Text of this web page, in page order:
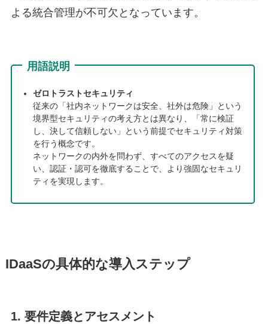
よる統合管理が不可欠となっています。
用語説明
ゼロトラストセキュリティ
従来の「社内ネットワークは安全、社外は危険」という
境界型セキュリティの考え方とは異なり、「常に検証
し、決して信頼しない」という前提でセキュリティ対策
を行う概念です。
ネットワークの内外を問わず、すべてのアクセスを疑
い、認証・認可を徹底することで、より強固なセキュリ
ティを実現します。
IDaaSの具体的な導入ステップ
1. 要件定義とアセスメント